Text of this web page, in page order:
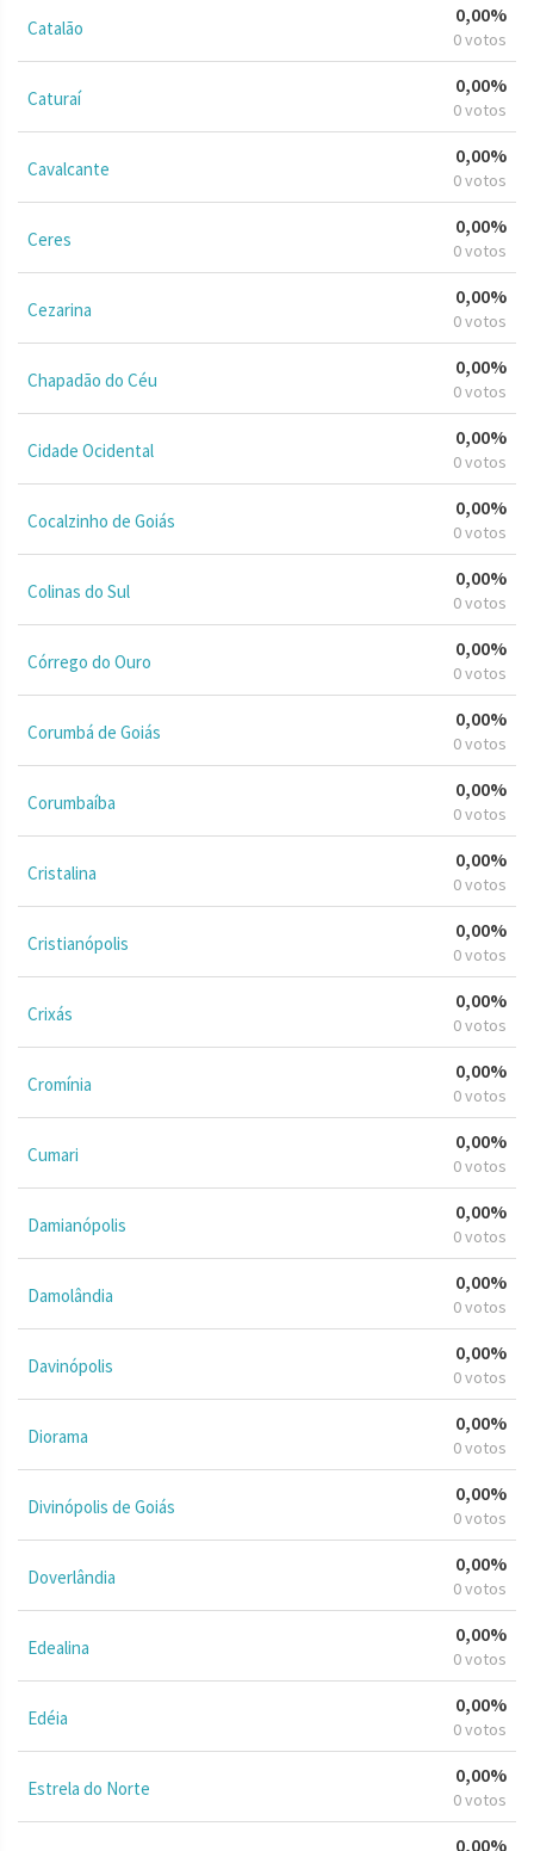
Catalão
0,00%
0 votos
Caturaí
0,00%
0 votos
Cavalcante
0,00%
0 votos
Ceres
0,00%
0 votos
Cezarina
0,00%
0 votos
Chapadão do Céu
0,00%
0 votos
Cidade Ocidental
0,00%
0 votos
Cocalzinho de Goiás
0,00%
0 votos
Colinas do Sul
0,00%
0 votos
Córrego do Ouro
0,00%
0 votos
Corumbá de Goiás
0,00%
0 votos
Corumbaíba
0,00%
0 votos
Cristalina
0,00%
0 votos
Cristianópolis
0,00%
0 votos
Crixás
0,00%
0 votos
Cromínia
0,00%
0 votos
Cumari
0,00%
0 votos
Damianópolis
0,00%
0 votos
Damolândia
0,00%
0 votos
Davinópolis
0,00%
0 votos
Diorama
0,00%
0 votos
Divinópolis de Goiás
0,00%
0 votos
Doverlândia
0,00%
0 votos
Edealina
0,00%
0 votos
Edéia
0,00%
0 votos
Estrela do Norte
0,00%
0 votos
0,00%